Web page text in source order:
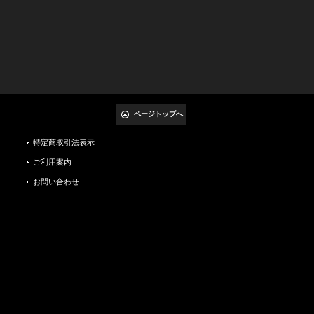
ページトップへ
特定商取引法表示
ご利用案内
お問い合わせ